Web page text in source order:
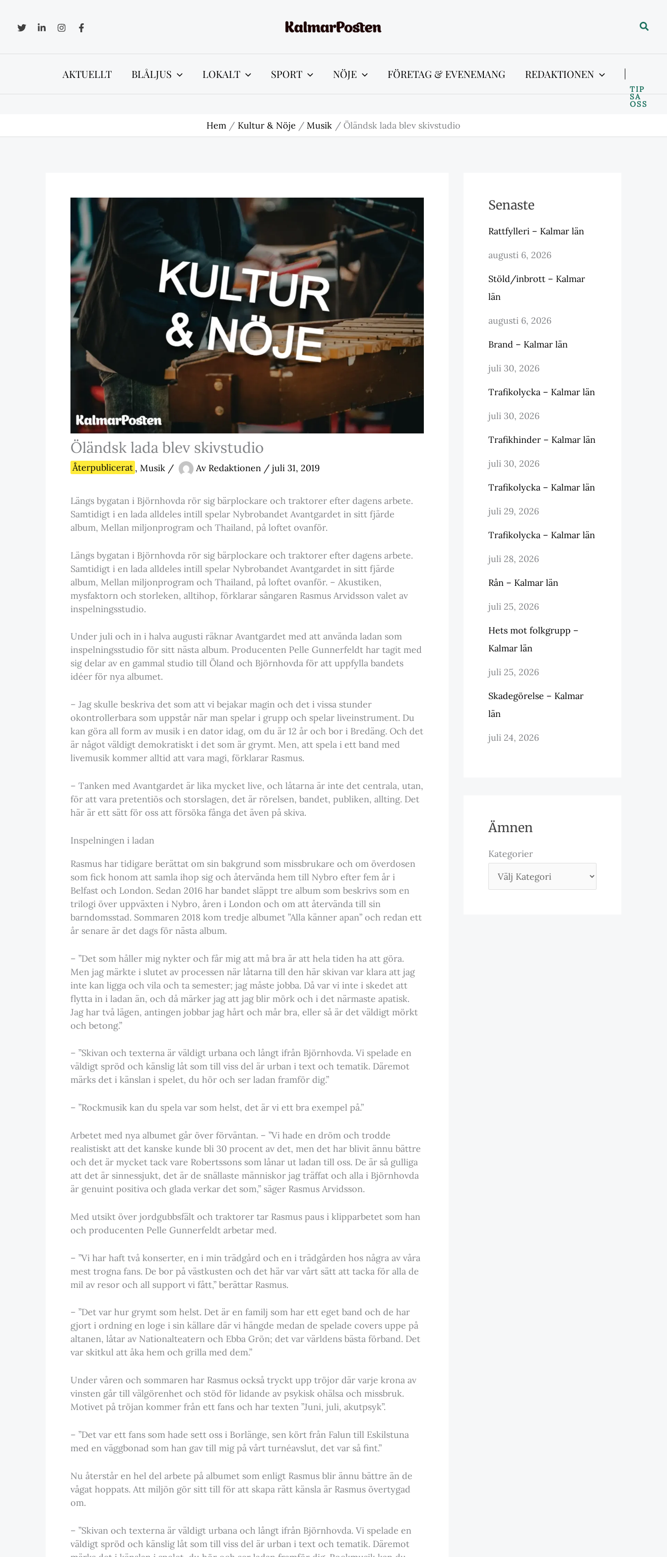
innehåll
Sök
AKTUELLT BLÅLJUS LOKALT SPORT NÖJE FÖRETAG & EVENEMANG REDAKTIONEN
TIP
SA
OSS
Hem Kultur & Nöje Musik Öländsk lada blev skivstudio
Öländsk lada blev skivstudio
Återpublicerat , Musik / Av Redaktionen / juli 31, 2019
Längs bygatan i Björnhovda rör sig bärplockare och traktorer efter dagens arbete.
Samtidigt i en lada alldeles intill spelar Nybrobandet Avantgardet in sitt fjärde
album, Mellan miljonprogram och Thailand, på loftet ovanför.
Längs bygatan i Björnhovda rör sig bärplockare och traktorer efter dagens arbete.
Samtidigt i en lada alldeles intill spelar Nybrobandet Avantgardet in sitt fjärde
album, Mellan miljonprogram och Thailand, på loftet ovanför. – Akustiken,
mysfaktorn och storleken, alltihop, förklarar sångaren Rasmus Arvidsson valet av
inspelningsstudio.
Under juli och in i halva augusti räknar Avantgardet med att använda ladan som
inspelningsstudio för sitt nästa album. Producenten Pelle Gunnerfeldt har tagit med
sig delar av en gammal studio till Öland och Björnhovda för att uppfylla bandets
idéer för nya albumet.
– Jag skulle beskriva det som att vi bejakar magin och det i vissa stunder
okontrollerbara som uppstår när man spelar i grupp och spelar liveinstrument. Du
kan göra all form av musik i en dator idag, om du är 12 år och bor i Bredäng. Och det
är något väldigt demokratiskt i det som är grymt. Men, att spela i ett band med
livemusik kommer alltid att vara magi, förklarar Rasmus.
– Tanken med Avantgardet är lika mycket live, och låtarna är inte det centrala, utan,
för att vara pretentiös och storslagen, det är rörelsen, bandet, publiken, allting. Det
här är ett sätt för oss att försöka fånga det även på skiva.
Inspelningen i ladan
Rasmus har tidigare berättat om sin bakgrund som missbrukare och om överdosen
som fick honom att samla ihop sig och återvända hem till Nybro efter fem år i
Belfast och London. Sedan 2016 har bandet släppt tre album som beskrivs som en
trilogi över uppväxten i Nybro, åren i London och om att återvända till sin
barndomsstad. Sommaren 2018 kom tredje albumet ”Alla känner apan” och redan ett
år senare är det dags för nästa album.
– ”Det som håller mig nykter och får mig att må bra är att hela tiden ha att göra.
Men jag märkte i slutet av processen när låtarna till den här skivan var klara att jag
inte kan ligga och vila och ta semester; jag måste jobba. Då var vi inte i skedet att
flytta in i ladan än, och då märker jag att jag blir mörk och i det närmaste apatisk.
Jag har två lägen, antingen jobbar jag hårt och mår bra, eller så är det väldigt mörkt
och betong.”
– ”Skivan och texterna är väldigt urbana och långt ifrån Björnhovda. Vi spelade en
väldigt spröd och känslig låt som till viss del är urban i text och tematik. Däremot
märks det i känslan i spelet, du hör och ser ladan framför dig.”
– ”Rockmusik kan du spela var som helst, det är vi ett bra exempel på.”
Arbetet med nya albumet går över förväntan. – ”Vi hade en dröm och trodde
realistiskt att det kanske kunde bli 30 procent av det, men det har blivit ännu bättre
och det är mycket tack vare Robertssons som lånar ut ladan till oss. De är så gulliga
att det är sinnessjukt, det är de snällaste människor jag träffat och alla i Björnhovda
är genuint positiva och glada verkar det som,” säger Rasmus Arvidsson.
Med utsikt över jordgubbsfält och traktorer tar Rasmus paus i klipparbetet som han
och producenten Pelle Gunnerfeldt arbetar med.
– ”Vi har haft två konserter, en i min trädgård och en i trädgården hos några av våra
mest trogna fans. De bor på västkusten och det här var vårt sätt att tacka för alla de
mil av resor och all support vi fått,” berättar Rasmus.
– ”Det var hur grymt som helst. Det är en familj som har ett eget band och de har
gjort i ordning en loge i sin källare där vi hängde medan de spelade covers uppe på
altanen, låtar av Nationalteatern och Ebba Grön; det var världens bästa förband. Det
var skitkul att åka hem och grilla med dem.”
Under våren och sommaren har Rasmus också tryckt upp tröjor där varje krona av
vinsten går till välgörenhet och stöd för lidande av psykisk ohälsa och missbruk.
Motivet på tröjan kommer från ett fans och har texten ”Juni, juli, akutpsyk”.
– ”Det var ett fans som hade sett oss i Borlänge, sen kört från Falun till Eskilstuna
med en väggbonad som han gav till mig på vårt turnéavslut, det var så fint.”
Nu återstår en hel del arbete på albumet som enligt Rasmus blir ännu bättre än de
vågat hoppats. Att miljön gör sitt till för att skapa rätt känsla är Rasmus övertygad
om.
– ”Skivan och texterna är väldigt urbana och långt ifrån Björnhovda. Vi spelade en
väldigt spröd och känslig låt som till viss del är urban i text och tematik. Däremot
Senaste
Rattfylleri – Kalmar län
augusti 6, 2026
Stöld/inbrott – Kalmar
län
augusti 6, 2026
Brand – Kalmar län
juli 30, 2026
Trafikolycka – Kalmar län
juli 30, 2026
Trafikhinder – Kalmar län
juli 30, 2026
Trafikolycka – Kalmar län
juli 29, 2026
Trafikolycka – Kalmar län
juli 28, 2026
Rån – Kalmar län
juli 25, 2026
Hets mot folkgrupp –
Kalmar län
juli 25, 2026
Skadegörelse – Kalmar
län
juli 24, 2026
Ämnen
Kategorier